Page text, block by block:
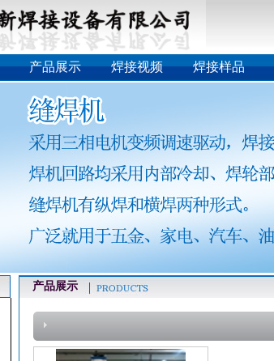
产品展示 焊接视频 焊接样品
产品展示